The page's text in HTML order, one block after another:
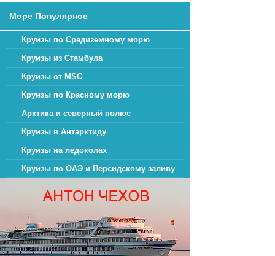
Море Популярное
Круизы по Средиземному морю
Круизы из Стамбула
Круизы от MSC
Круизы по Красному морю
Арктика и северный полюс
Круизы в Антарктиду
Круизы на ледоколах
Круизы по ОАЭ и Персидскому заливу